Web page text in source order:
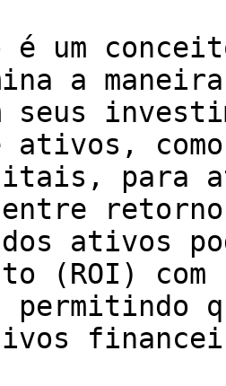
é um
a
seus
ativos,
para
ativos
(ROI)